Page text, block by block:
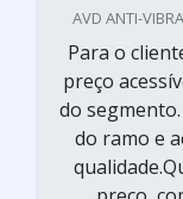
AVD ANTI-
Para o
preço
do
do ramo e